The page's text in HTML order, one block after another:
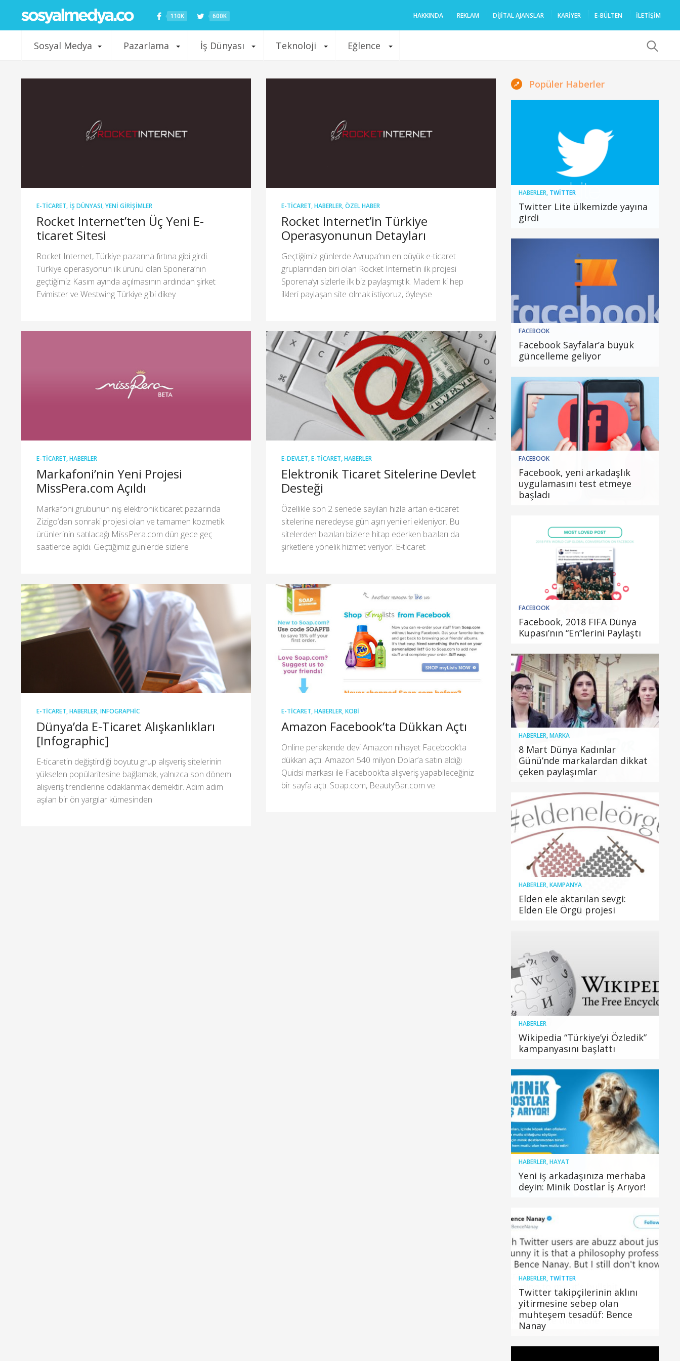
110K 600K HAKKINDA REKLAM DIJITAL AJANSLAR KARIYER E-BÜLTEN İLETİŞİM
Sosyal Medya Pazarlama İş Dünyası Teknoloji Eğlence
E-TICARET, İŞ DÜNYASI,YENI GIRIŞIMLER
Rocket Internet’ten Üç Yeni E-
ticaret Sitesi
Rocket Internet, Türkiye pazarına fırtına gibi girdi.
Türkiye operasyonun ilk ürünü olan Sponera’nın
geçtiğimiz Kasım ayında açılmasının ardından şirket
Evimister ve Westwing Türkiye gibi dikey
E-TICARET,HABERLER,ÖZEL HABER
Rocket Internet’in Türkiye
Operasyonunun Detayları
Geçtiğimiz günlerde Avrupa’nın en büyük e-ticaret
gruplarından biri olan Rocket Internet’in ilk projesi
Sporena’yı sizlerle ilk biz paylaşmıştık. Madem ki hep
ilkleri paylaşan site olmak istiyoruz, öyleyse
E-TICARET,HABERLER
Markafoni’nin Yeni Projesi
MissPera.com Açıldı
Markafoni grubunun niş elektronik ticaret pazarında
Zizigo’dan sonraki projesi olan ve tamamen kozmetik
ürünlerinin satılacağı MissPera.com dün gece geç
saatlerde açıldı. Geçtiğimiz günlerde sizlere
E-DEVLET,E-TICARET,HABERLER
Elektronik Ticaret Sitelerine Devlet
Desteği
Özellikle son 2 senede sayıları hızla artan e-ticaret
sitelerine neredeyse gün aşırı yenileri ekleniyor. Bu
sitelerden bazıları bizlere hitap ederken bazıları da
şirketlere yönelik hizmet veriyor. E-ticaret
E-TICARET,HABERLER,INFOGRAPHIC
Dünya’da E-Ticaret Alışkanlıkları
[Infographic]
E-ticaretin değiştirdiği boyutu grup alışveriş sitelerinin
yükselen popülaritesine bağlamak, yalnızca son dönem
alışveriş trendlerine odaklanmak demektir. Adım adım
aşılan bir ön yargılar kümesinden
E-TICARET,HABERLER,KOBİ
Amazon Facebook’ta Dükkan Açtı
Online perakende devi Amazon nihayet Facebook’ta
dükkan açtı. Amazon 540 milyon Dolar’a satın aldığı
Quidsi markası ile Facebook’ta alışveriş yapabileceğiniz
bir sayfa açtı. Soap.com, BeautyBar.com ve
Popüler Haberler
HABERLER, TWITTER
Twitter Lite ülkemizde yayına
girdi
FACEBOOK
Facebook Sayfalar’a büyük
güncelleme geliyor
FACEBOOK
Facebook, yeni arkadaşlık
uygulamasını test etmeye
başladı
FACEBOOK
Facebook, 2018 FIFA Dünya
Kupası’nın “En”lerini Paylaştı
HABERLER,MARKA
8 Mart Dünya Kadınlar
Günü’nde markalardan dikkat
çeken paylaşımlar
HABERLER,KAMPANYA
Elden ele aktarılan sevgi:
Elden Ele Örgü projesi
HABERLER
Wikipedia “Türkiye’yi Özledik”
kampanyasını başlattı
HABERLER,HAYAT
Yeni iş arkadaşınıza merhaba
deyin: Minik Dostlar İş Arıyor!
HABERLER, TWITTER
Twitter takipçilerinin aklını
yitirmesine sebep olan
muhteşem tesadüf: Bence
Nanay